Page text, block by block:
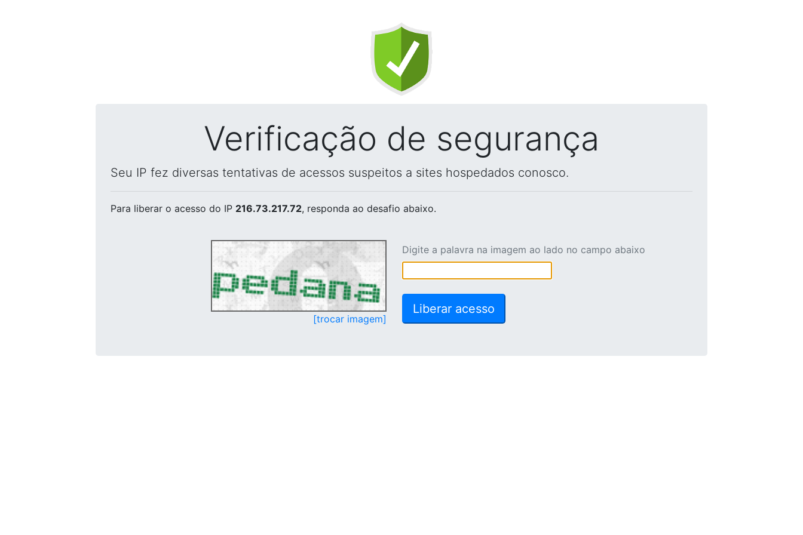
Verificação de segurança
Seu IP fez diversas tentativas de acessos suspeitos a sites hospedados conosco.
Para liberar o acesso do IP 216.73.217.72, responda ao desafio abaixo.
[trocar imagem]
Digite a palavra na imagem ao lado no campo abaixo